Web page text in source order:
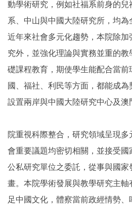
動學術研究，例如社福系前身的兒
系、中山與中國大陸研究所，均
近年來社會多元化趨勢，本院除
究外，並強化理論與實務並重的
礎課程教育，期使學生能配合當
國、福社、利民等方面，都能成
設置兩岸與中國大陸研究中心及澳
院重視科際整合，研究領域呈現
會重要議題均密切相關，並接受
公私研究單位之委託，從事與國
畫。本院學術發展與教學研究主軸
足中國文化，體察當前政經情勢